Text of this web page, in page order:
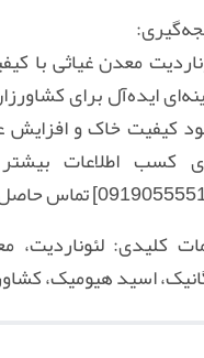
معدن غیاثی با
ایده‌آل برای
کیفیت خاک و
کسب اطلاعات
کلیدی:
اسید هیومیک،